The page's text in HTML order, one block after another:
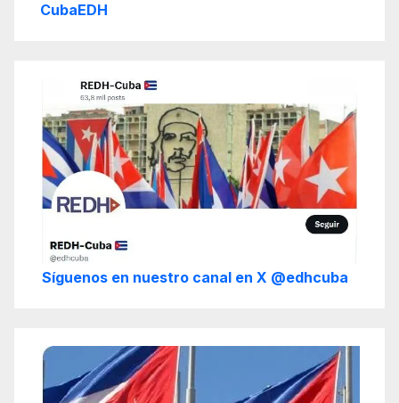
CubaEDH
Síguenos en nuestro canal en X @edhcuba